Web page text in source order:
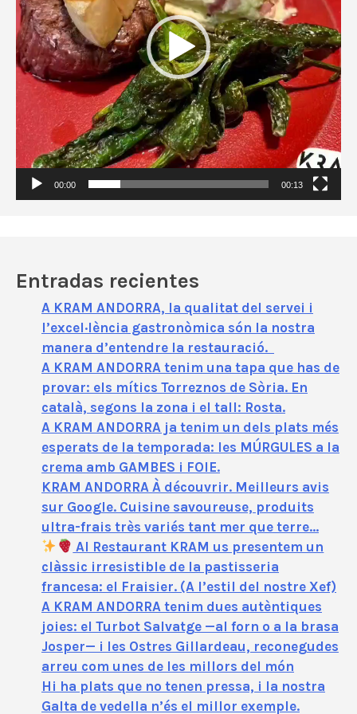
u
c
t
d
e
v
d
00:00 00:13
Entradas recientes
A KRAM ANDORRA, la qualitat del servei i
l’excel·lència gastronòmica són la nostra
manera d’entendre la restauració.
A KRAM ANDORRA tenim una tapa que has de
provar: els mítics Torreznos de Sòria. En
català, segons la zona i el tall: Rosta.
A KRAM ANDORRA ja tenim un dels plats més
esperats de la temporada: les MÚRGULES a la
crema amb GAMBES i FOIE.
KRAM ANDORRA À découvrir. Meilleurs avis
sur Google. Cuisine savoureuse, produits
ultra-frais très variés tant mer que terre…
Al Restaurant KRAM us presentem un
clàssic irresistible de la pastisseria
francesa: el Fraisier. (A l’estil del nostre Xef)
A KRAM ANDORRA tenim dues autèntiques
joies: el Turbot Salvatge —al forn o a la brasa
Josper— i les Ostres Gillardeau, reconegudes
arreu com unes de les millors del món
Hi ha plats que no tenen pressa, i la nostra
Galta de vedella n’és el millor exemple.